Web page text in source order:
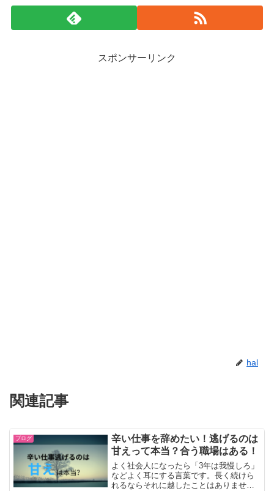
スポンサーリンク
hal
関連記事
ブログ
辛い仕事を辞めたい！逃げるのは
甘えって本当？合う職場はある！
よく社会人になったら「3年は我慢しろ」
などよく耳にする言葉です。長く続けら
れるならそれに越したことはありませ